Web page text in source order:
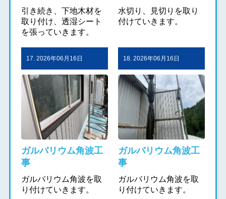
引き続き、下地木材を
取り付け、透湿シート
を張っていきます。
水切り、見切りを取り
付けていきます。
17. 2026年06月16日
ガルバリウム角波工
事
ガルバリウム角波を取
り付けていきます。
18. 2026年06月16日
ガルバリウム角波工
事
ガルバリウム角波を取
り付けていきます。